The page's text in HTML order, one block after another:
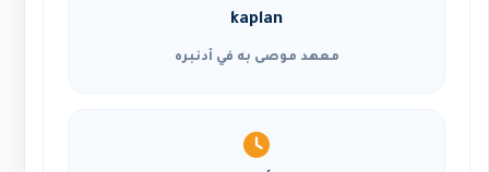
kaplan
معهد موصى به في أدنبره